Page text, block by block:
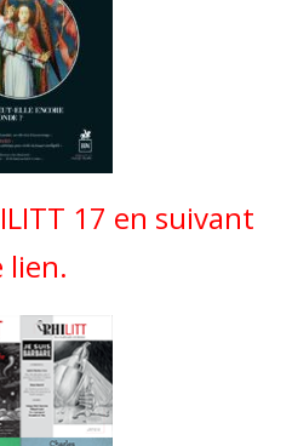
17 en suivant
lien.